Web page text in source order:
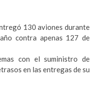
130 aviones durante
contra apenas 127 de
con el suministro de
en las entregas de su